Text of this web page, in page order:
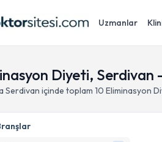
Uzmanlar
Diyeti, Serdivan
Serdivan içinde toplam 10 Eliminasyon